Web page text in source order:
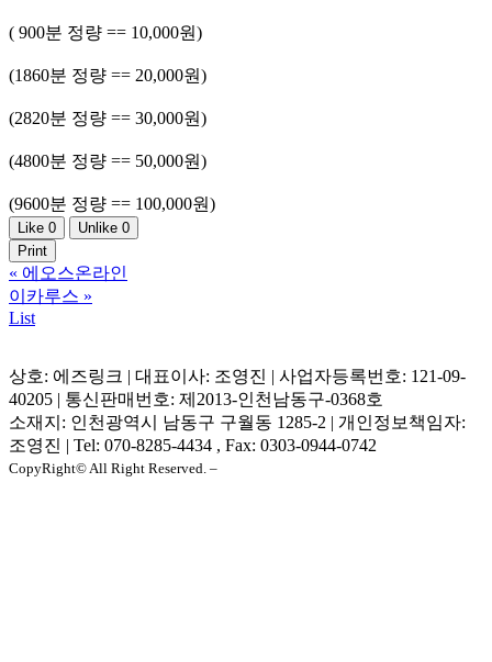
( 900분 정량 == 10,000원)
(1860분 정량 == 20,000원)
(2820분 정량 == 30,000원)
(4800분 정량 == 50,000원)
(9600분 정량 == 100,000원)
Like 0 Unlike 0
Print
« 에오스온라인
이카루스 »
List
상호: 에즈링크 | 대표이사: 조영진 | 사업자등록번호: 121-09-
40205 | 통신판매번호: 제2013-인천남동구-0368호
소재지: 인천광역시 남동구 구월동 1285-2 | 개인정보책임자:
조영진 | Tel: 070-8285-4434 , Fax: 0303-0944-0742
CopyRight© All Right Reserved. –